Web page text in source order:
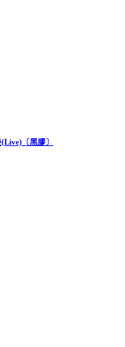
〔黑膠〕